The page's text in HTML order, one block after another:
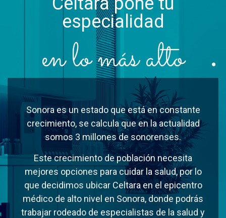
especialidad
en lo más alto
Sonora es un estado que está en constante
crecimiento, se calcula que en la actualidad
somos 3 millones de sonorenses.
Este crecimiento de población necesita
mejores opciones para cuidar la salud, por lo
que decidimos ubicar Celtara en el epicentro
médico de alto nivel en Sonora, donde podrás
trabajar rodeado de especialistas de la salud y